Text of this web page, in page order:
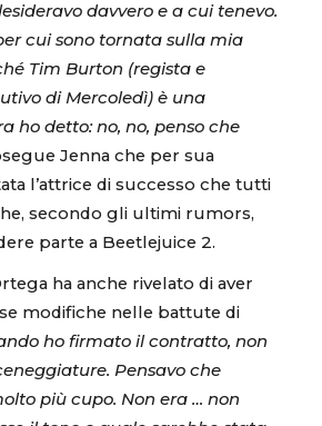
davvero e a cui tenevo.
cui sono tornata sulla mia
Tim Burton (regista e
di Mercoledì) è una
ho detto: no, no, penso che
Jenna che per sua
l’attrice di successo che tutti
secondo gli ultimi rumors,
parte a Beetlejuice 2.
ha anche rivelato di aver
modifiche nelle battute di
ho firmato il contratto, non
Pensavo che
più cupo. Non era … non